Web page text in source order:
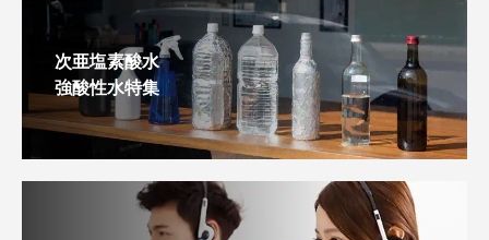
次亜塩素酸水
強酸性水特集